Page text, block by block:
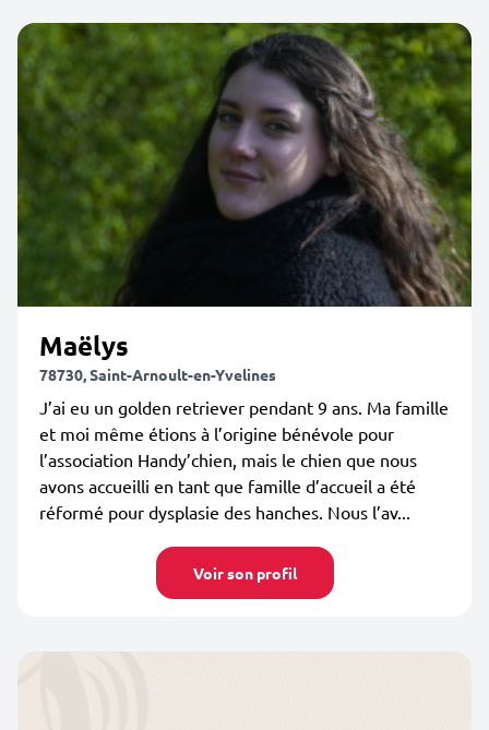
Maëlys
78730, Saint-Arnoult-en-Yvelines
J’ai eu un golden retriever pendant 9 ans. Ma famille
et moi même étions à l’origine bénévole pour
l’association Handy’chien, mais le chien que nous
avons accueilli en tant que famille d’accueil a été
réformé pour dysplasie des hanches. Nous l’av...
Voir son profil